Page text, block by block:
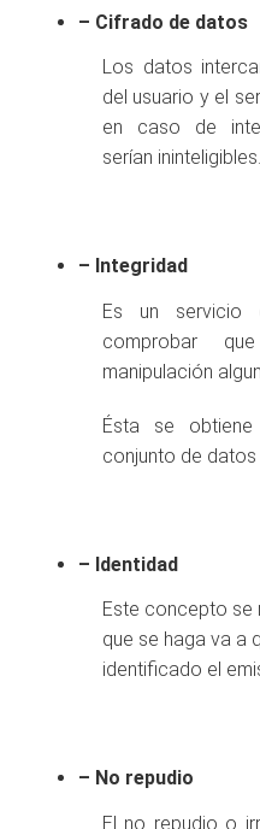
– Cifrado de datos
Los datos
del usuario y el
en caso de
serían ininteligibles.
– Integridad
Es un servicio
comprobar
manipulación
Ésta se
conjunto de
– Identidad
Este concepto se
que se haga va a
identificado el
– No repudio
El no repudio o